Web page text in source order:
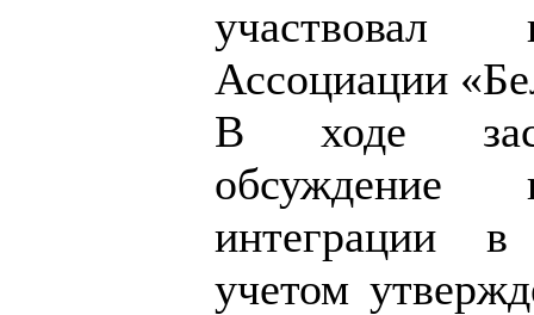
участвовал
Ассоциации
В ходе
обсуждение
интеграции
учетом